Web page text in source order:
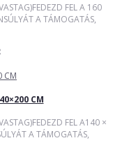
FEL A 160
A TÁMOGATÁS,
CM
FEL A140 ×
A TÁMOGATÁS,